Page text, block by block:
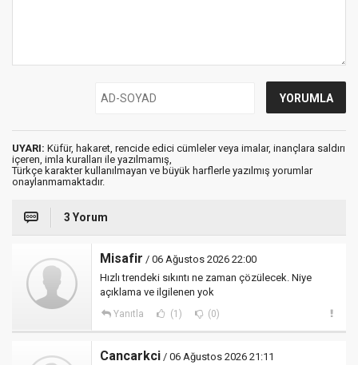
UYARI: Küfür, hakaret, rencide edici cümleler veya imalar, inançlara saldırı
içeren, imla kuralları ile yazılmamış,
Türkçe karakter kullanılmayan ve büyük harflerle yazılmış yorumlar
onaylanmamaktadır.
3 Yorum
Misafir / 06 Ağustos 2026 22:00
Hızlı trendeki sıkıntı ne zaman çözülecek. Niye
açıklama ve ilgilenen yok
Yanıtla (1) (0)
Cancarkci / 06 Ağustos 2026 21:11